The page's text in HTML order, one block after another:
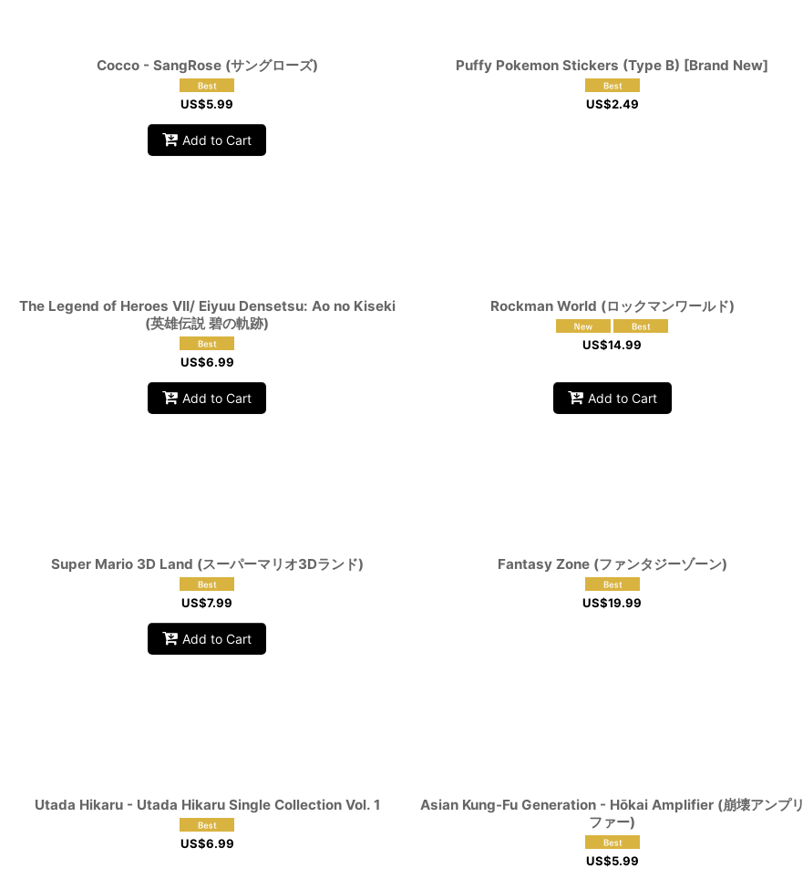
Cocco - SangRose (サングローズ)
US$5.99
Add to Cart
Puffy Pokemon Stickers (Type B) [Brand New]
US$2.49
The Legend of Heroes VII/ Eiyuu Densetsu: Ao no Kiseki
(英雄伝説 碧の軌跡)
US$6.99
Add to Cart
Rockman World (ロックマンワールド)
US$14.99
Add to Cart
Super Mario 3D Land (スーパーマリオ3Dランド)
US$7.99
Add to Cart
Fantasy Zone (ファンタジーゾーン)
US$19.99
Utada Hikaru - Utada Hikaru Single Collection Vol. 1
US$6.99
Asian Kung-Fu Generation - Hōkai Amplifier (崩壊アンプリ
ファー)
US$5.99